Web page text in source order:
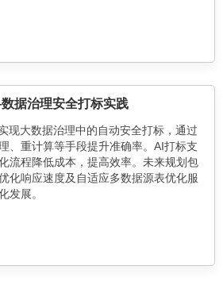
据治理安全打标实践
现大数据治理中的自动安全打标，通过
、重计算等手段提升准确率。AI打标支
流程降低成本，提高效率。未来规划包
化响应速度及自适应多数据源表优化服
发展。